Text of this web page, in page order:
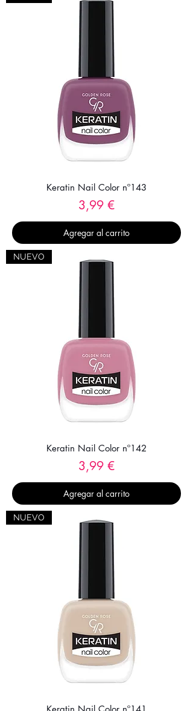
Keratin Nail Color nº143
Precio
3,99 €
Agregar al carrito
NUEVO
Keratin Nail Color nº142
Precio
3,99 €
Agregar al carrito
NUEVO